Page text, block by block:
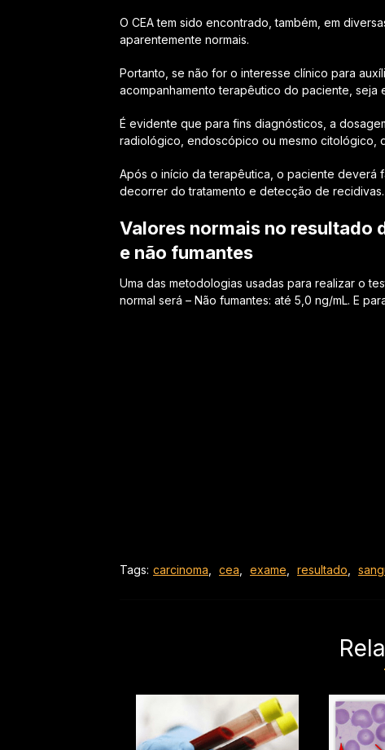
O CEA tem sido encontrado, também, em
aparentemente normais.
Portanto, se não for o interesse clínico para
acompanhamento terapêutico do paciente,
É evidente que para fins diagnósticos, a
radiológico, endoscópico ou mesmo citológico,
Após o início da terapêutica, o paciente deverá
decorrer do tratamento e detecção de recidivas.
Valores normais no resultado
e não fumantes
Uma das metodologias usadas para realizar o
normal será – Não fumantes: até 5,0 ng/mL. E
Tags: carcinoma, cea, exame, resultado,